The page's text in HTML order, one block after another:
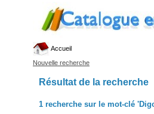
Accueil
Nouvelle recherche
Résultat de la recherche
1 recherche sur le mot-clé